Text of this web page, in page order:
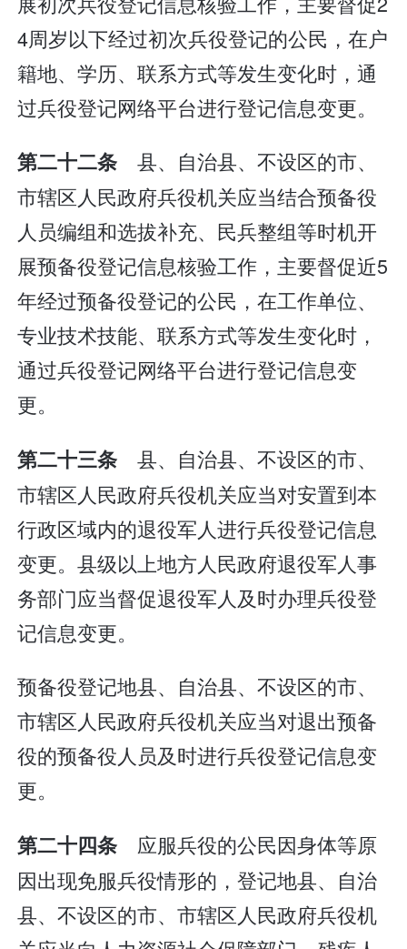
4周岁以下经过初次兵役登记的公民，在户
籍地、学历、联系方式等发生变化时，通
过兵役登记网络平台进行登记信息变更。
第二十二条 县、自治县、不设区的市、
市辖区人民政府兵役机关应当结合预备役
人员编组和选拔补充、民兵整组等时机开
展预备役登记信息核验工作，主要督促近5
年经过预备役登记的公民，在工作单位、
专业技术技能、联系方式等发生变化时，
通过兵役登记网络平台进行登记信息变
更。
第二十三条 县、自治县、不设区的市、
市辖区人民政府兵役机关应当对安置到本
行政区域内的退役军人进行兵役登记信息
变更。县级以上地方人民政府退役军人事
务部门应当督促退役军人及时办理兵役登
记信息变更。
预备役登记地县、自治县、不设区的市、
市辖区人民政府兵役机关应当对退出预备
役的预备役人员及时进行兵役登记信息变
更。
第二十四条 应服兵役的公民因身体等原
因出现免服兵役情形的，登记地县、自治
县、不设区的市、市辖区人民政府兵役机